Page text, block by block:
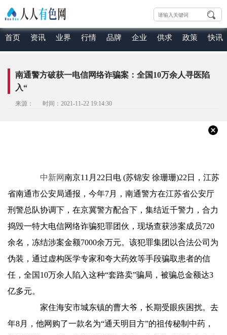
首页 资讯 业界 行情 品牌 企业 供求 政策 快讯
南通警方破获一电信网络诈骗案：全国10万余人寻医陷
入“
来源： 时间：2021-11-22 19:14:30
中新网南京11月22日电 (苏锦安 徐珊珊)22日，江苏
省南通市公安局通报，今年7月，南通警方在江苏省公安厅
刑警总队协调下，在京冀警方配合下，集结近千警力，合力
捣毁一特大电信网络诈骗犯罪团伙，现场查获涉案成员720
余名，冻结涉案金额7000余万元。该犯罪集团以合法公司为
伪装，通过虚构医学专家和夸大药效等手段骗取患者的信
任，全国10万余人陷入这种“套路卖”骗局，被骗总金额达3
亿多元。
家住海安市城东镇的曹大爷，长期受眼疾困扰。去
年8月，他网购了一款名为“通天明目方”的祖传秘制中药，